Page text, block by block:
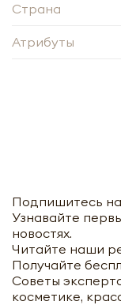
Страна
Атрибуты
Подпишитесь
Узнавайте
новостях.
Читайте наши
Получайте
Советы
косметике,
27.07.2006
Согласии на
Заполняя
данных», на
Заполняя
рассылку